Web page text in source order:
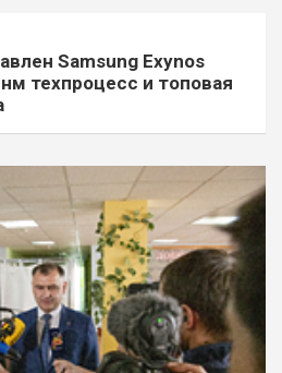
Samsung Exynos
техпроцесс и топовая